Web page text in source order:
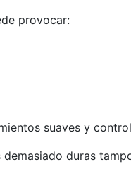
provocar:
suaves y
duras